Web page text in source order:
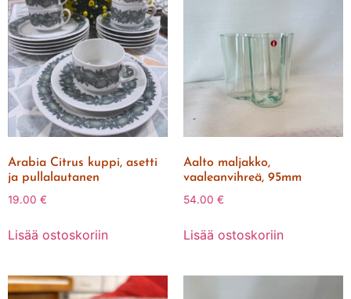
Arabia Citrus kuppi, asetti
ja pullalautanen
19.00 €
Lisää ostoskoriin
Aalto maljakko,
vaaleanvihreä, 95mm
54.00 €
Lisää ostoskoriin